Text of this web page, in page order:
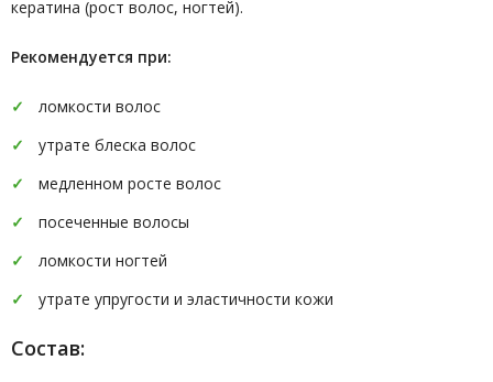
кератина (рост волос, ногтей).
Рекомендуется при:
ломкости волос
утрате блеска волос
медленном росте волос
посеченные волосы
ломкости ногтей
утрате упругости и эластичности кожи
Cостав: